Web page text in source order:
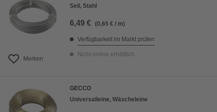
Merken
Seil, Stahl
6,49 € (0,65 € / m)
Verfügbarkeit im Markt prüfen
Nicht online erhältlich
GECCO
Universalleine, Wäscheleine